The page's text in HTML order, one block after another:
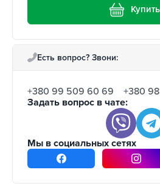
Купить
Есть вопрос? Звони:
+380 99 509 60 69
+380
Задать вопрос в чате:
Мы в социальных сетях